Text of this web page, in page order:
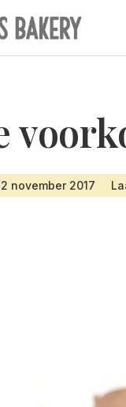
november 2017